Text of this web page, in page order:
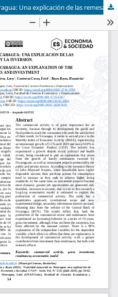
Actividad comercial en Nicaragua: Una explicación de las remesas y la inversión